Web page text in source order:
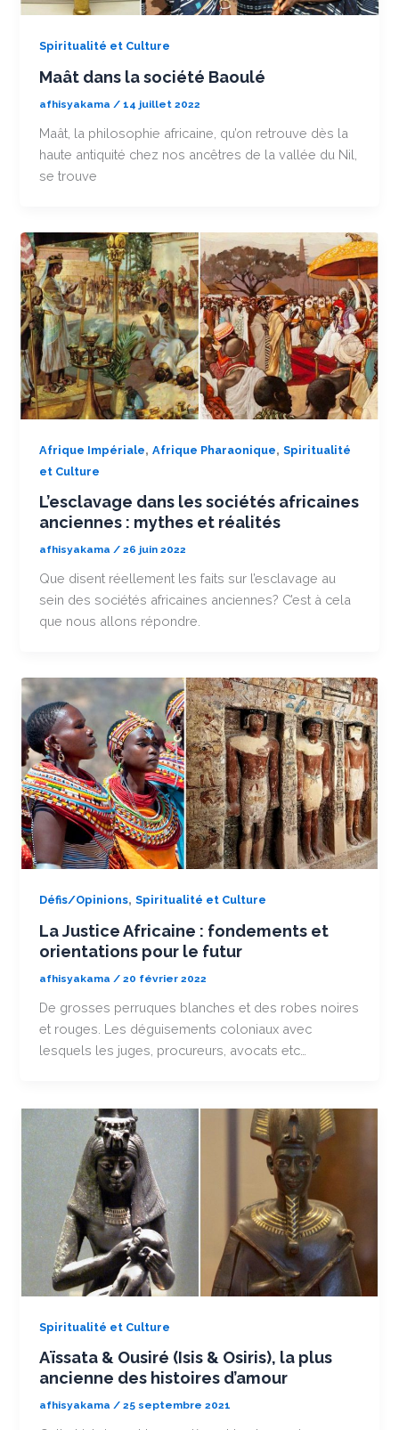
Spiritualité et Culture
Maât dans la société Baoulé
afhisyakama/14 juillet 2022
Maât, la philosophie africaine, qu’on retrouve dès la
haute antiquité chez nos ancêtres de la vallée du Nil,
se trouve
Afrique Impériale,Afrique Pharaonique,Spiritualité
et Culture
L’esclavage dans les sociétés africaines
anciennes : mythes et réalités
afhisyakama/26 juin 2022
Que disent réellement les faits sur l’esclavage au
sein des sociétés africaines anciennes? C’est à cela
que nous allons répondre.
Défis/Opinions,Spiritualité et Culture
La Justice Africaine : fondements et
orientations pour le futur
afhisyakama/20 février 2022
De grosses perruques blanches et des robes noires
et rouges. Les déguisements coloniaux avec
lesquels les juges, procureurs, avocats etc…
Spiritualité et Culture
Aïssata & Ousiré (Isis & Osiris), la plus
ancienne des histoires d’amour
afhisyakama/25 septembre 2021